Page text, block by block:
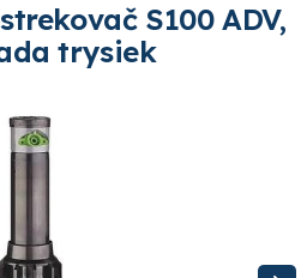
S100 ADV,
trysiek